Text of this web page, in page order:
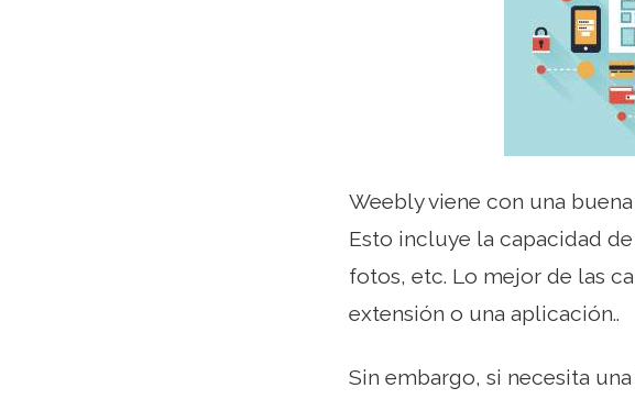
Weebly viene con una
Esto incluye la capacidad
fotos, etc. Lo mejor de las
extensión o una aplicación..
Sin embargo, si necesita